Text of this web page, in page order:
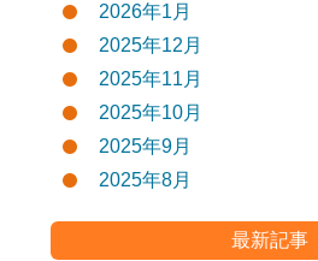
2026年1月
2025年12月
2025年11月
2025年10月
2025年9月
2025年8月
最新記事